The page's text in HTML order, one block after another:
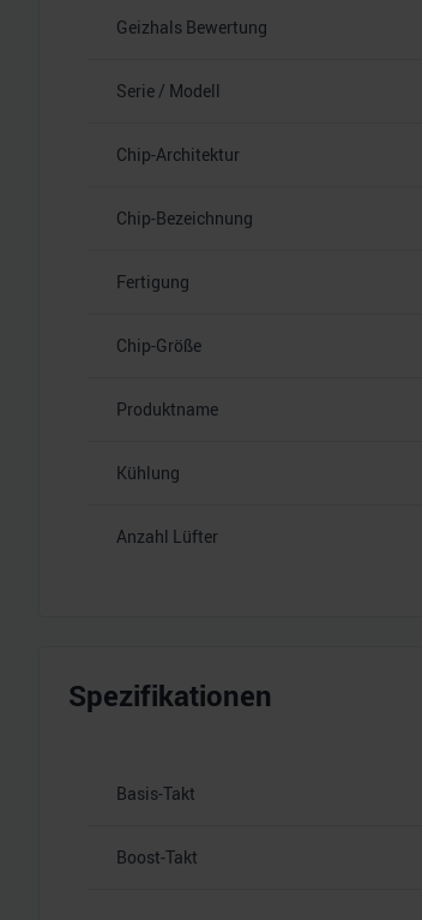
Geizhals Bewertung
Serie / Modell
Chip-Architektur
Chip-Bezeichnung
Fertigung
Chip-Größe
Produktname
Kühlung
Anzahl Lüfter
Spezifikationen
Basis-Takt
Boost-Takt